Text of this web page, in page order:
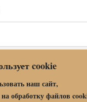
cookie
наш сайт,
обработку файлов